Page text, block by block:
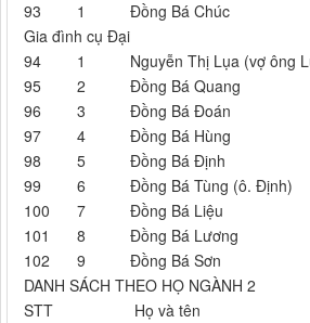
93
1
Đồng Bá Chúc
Gia đình cụ Đại
94
1
Nguyễn Thị Lụa (vợ ông
95
2
Đồng Bá Quang
96
3
Đồng Bá Đoán
97
4
Đồng Bá Hùng
98
5
Đồng Bá Định
99
6
Đồng Bá Tùng (ô. Định)
100
7
Đồng Bá Liệu
101
8
Đồng Bá Lương
102
9
Đồng Bá Sơn
DANH SÁCH THEO HỌ NGÀNH 2
STT
Họ và tên